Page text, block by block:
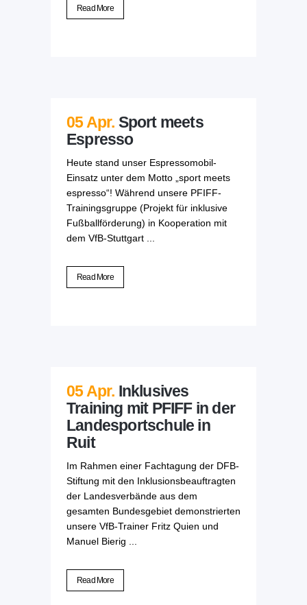
Read More
05 Apr. Sport meets
Espresso
Heute stand unser Espressomobil-
Einsatz unter dem Motto „sport meets
espresso“! Während unsere PFIFF-
Trainingsgruppe (Projekt für inklusive
Fußballförderung) in Kooperation mit
dem VfB-Stuttgart ...
Read More
05 Apr. Inklusives
Training mit PFIFF in der
Landesportschule in
Ruit
Im Rahmen einer Fachtagung der DFB-
Stiftung mit den Inklusionsbeauftragten
der Landesverbände aus dem
gesamten Bundesgebiet demonstrierten
unsere VfB-Trainer Fritz Quien und
Manuel Bierig ...
Read More